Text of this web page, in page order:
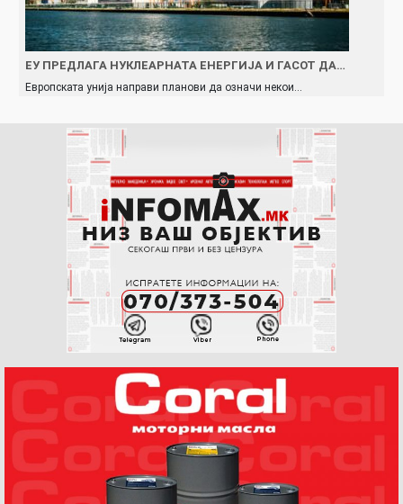
ЕУ ПРЕДЛАГА НУКЛЕАРНАТА ЕНЕРГИЈА И ГАСОТ ДА…
Европската унија направи планови да означи некои…